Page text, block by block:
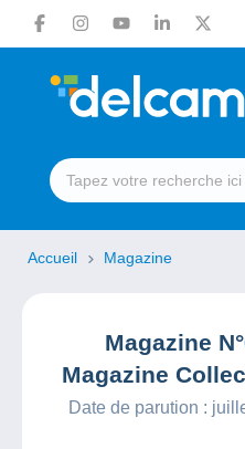
Accueil Magazine
Magazine
Magazine
Date de parution :